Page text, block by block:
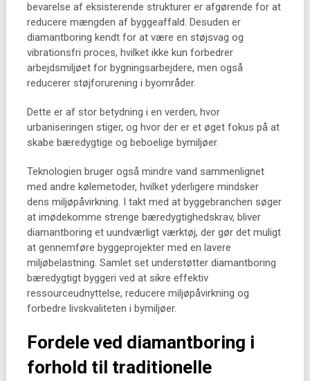
bevarelse af eksisterende strukturer er afgørende for at
reducere mængden af byggeaffald. Desuden er
diamantboring kendt for at være en støjsvag og
vibrationsfri proces, hvilket ikke kun forbedrer
arbejdsmiljøet for bygningsarbejdere, men også
reducerer støjforurening i byområder.
Dette er af stor betydning i en verden, hvor
urbaniseringen stiger, og hvor der er et øget fokus på at
skabe bæredygtige og beboelige bymiljøer.
Teknologien bruger også mindre vand sammenlignet
med andre kølemetoder, hvilket yderligere mindsker
dens miljøpåvirkning. I takt med at byggebranchen søger
at imødekomme strenge bæredygtighedskrav, bliver
diamantboring et uundværligt værktøj, der gør det muligt
at gennemføre byggeprojekter med en lavere
miljøbelastning. Samlet set understøtter diamantboring
bæredygtigt byggeri ved at sikre effektiv
ressourceudnyttelse, reducere miljøpåvirkning og
forbedre livskvaliteten i bymiljøer.
Fordele ved diamantboring i
forhold til traditionelle